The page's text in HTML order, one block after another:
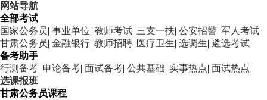
网站导航
全部考试
国家公务员| 事业单位| 教师考试| 三支一扶| 公安招警| 军人考试
甘肃公务员| 金融银行| 教师招聘| 医疗卫生| 选调生| 遴选考试
备考助手
行测备考| 申论备考| 面试备考| 公共基础| 实事热点| 面试热点
选课报班
甘肃公务员课程